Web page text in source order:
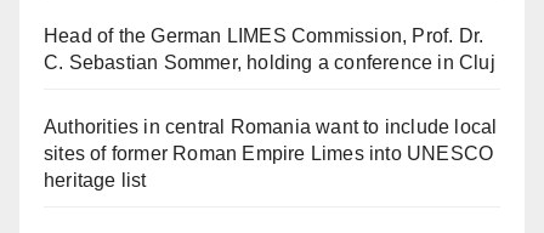
Head of the German LIMES Commission, Prof. Dr.
C. Sebastian Sommer, holding a conference in Cluj
Authorities in central Romania want to include local
sites of former Roman Empire Limes into UNESCO
heritage list